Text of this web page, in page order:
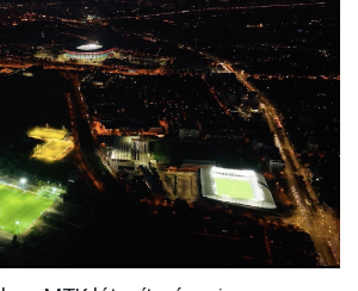
HÍREK
CSAPATOK
MÉRKŐZÉSEK
KLUB
GALÉRIA
ÉLMÉNYEK